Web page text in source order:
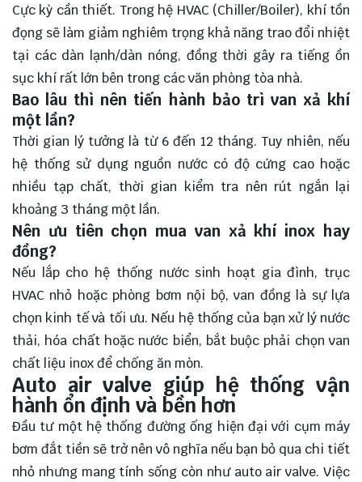
Cực kỳ cần thiết. Trong hệ HVAC (Chiller/Boiler), khí tồn
đọng sẽ làm giảm nghiêm trọng khả năng trao đổi nhiệt
tại các dàn lạnh/dàn nóng, đồng thời gây ra tiếng ồn
sục khí rất lớn bên trong các văn phòng tòa nhà.
Bao lâu thì nên tiến hành bảo trì van xả khí
một lần?
Thời gian lý tưởng là từ 6 đến 12 tháng. Tuy nhiên, nếu
hệ thống sử dụng nguồn nước có độ cứng cao hoặc
nhiều tạp chất, thời gian kiểm tra nên rút ngắn lại
khoảng 3 tháng một lần.
Nên ưu tiên chọn mua van xả khí inox hay
đồng?
Nếu lắp cho hệ thống nước sinh hoạt gia đình, trục
HVAC nhỏ hoặc phòng bơm nội bộ, van đồng là sự lựa
chọn kinh tế và tối ưu. Nếu hệ thống của bạn xử lý nước
thải, hóa chất hoặc nước biển, bắt buộc phải chọn van
chất liệu inox để chống ăn mòn.
Auto air valve giúp hệ thống vận
hành ổn định và bền hơn
Đầu tư một hệ thống đường ống hiện đại với cụm máy
bơm đắt tiền sẽ trở nên vô nghĩa nếu bạn bỏ qua chi tiết
nhỏ nhưng mang tính sống còn như auto air valve. Việc